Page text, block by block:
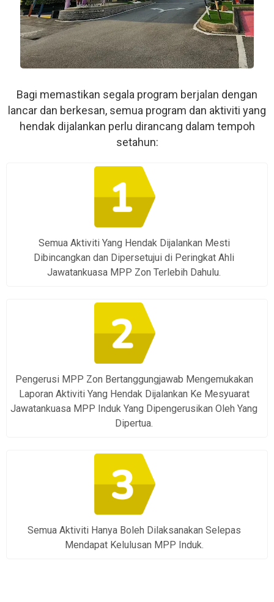
Bagi memastikan segala program berjalan dengan
lancar dan berkesan, semua program dan aktiviti yang
hendak dijalankan perlu dirancang dalam tempoh
setahun:
Semua Aktiviti Yang Hendak Dijalankan Mesti
Dibincangkan dan Dipersetujui di Peringkat Ahli
Jawatankuasa MPP Zon Terlebih Dahulu.
Pengerusi MPP Zon Bertanggungjawab Mengemukakan
Laporan Aktiviti Yang Hendak Dijalankan Ke Mesyuarat
Jawatankuasa MPP Induk Yang Dipengerusikan Oleh Yang
Dipertua.
Semua Aktiviti Hanya Boleh Dilaksanakan Selepas
Mendapat Kelulusan MPP Induk.